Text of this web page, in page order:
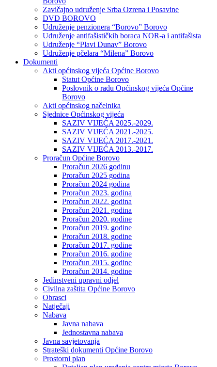
Zavičajno udruženje Srba Ozrena i Posavine
DVD BOROVO
Udruženje penzionera “Borovo” Borovo
Udruženje antifašističkih boraca NOR-a i antifašista
Udruženje “Plavi Dunav” Borovo
Udruženje pčelara “Milena” Borovo
Dokumenti
Akti općinskog vijeća Općine Borovo
Statut Općine Borovo
Poslovnik o radu Općinskog vijeća Općine
Borovo
Akti općinskog načelnika
Sjednice Općinskog vijeća
SAZIV VIJEĆA 2025.-2029.
SAZIV VIJEĆA 2021.-2025.
SAZIV VIJEĆA 2017.-2021.
SAZIV VIJEĆA 2013.-2017.
Proračun Općine Borovo
Proračun 2026 godinu
Proračun 2025 godina
Proračun 2024 godina
Proračun 2023. godina
Proračun 2022. godina
Proračun 2021. godina
Proračun 2020. godine
Proračun 2019. godine
Proračun 2018. godine
Proračun 2017. godine
Proračun 2016. godine
Proračun 2015. godine
Proračun 2014. godine
Jedinstveni upravni odjel
Civilna zaštita Općine Borovo
Obrasci
Natječaji
Nabava
Javna nabava
Jednostavna nabava
Javna savjetovanja
Strateški dokumenti Općine Borovo
Prostorni plan